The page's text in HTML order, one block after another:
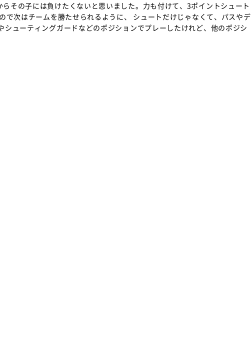
その子には負けたくないと思いました。力も付けて、3ポイントシュート
次はチームを勝たせられるように、 シュートだけじゃなくて、パスやデ
ューティングガードなどのポジションでプレーしたけれど、他のポジシ